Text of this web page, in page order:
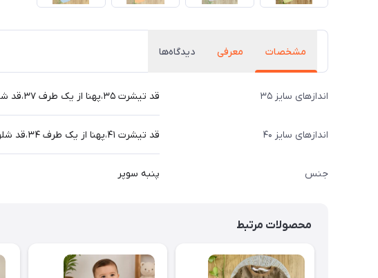
مشخصات معرفی دیدگاه‌ها
اندازهای سایز ۳۵ قد تیشرت ۳۵،پهنا از یک طرف ۳۷،قد شلوارک ۳۳
اندازهای سایز ۴۰ قد تیشرت ۴۱،پهنا از یک طرف ۳۴،قد شلوارک ۳۸
جنس پنبه سوپر
محصولات مرتبط